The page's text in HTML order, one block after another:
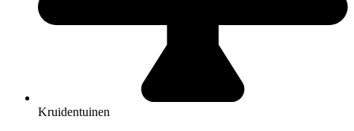
Kruidentuinen